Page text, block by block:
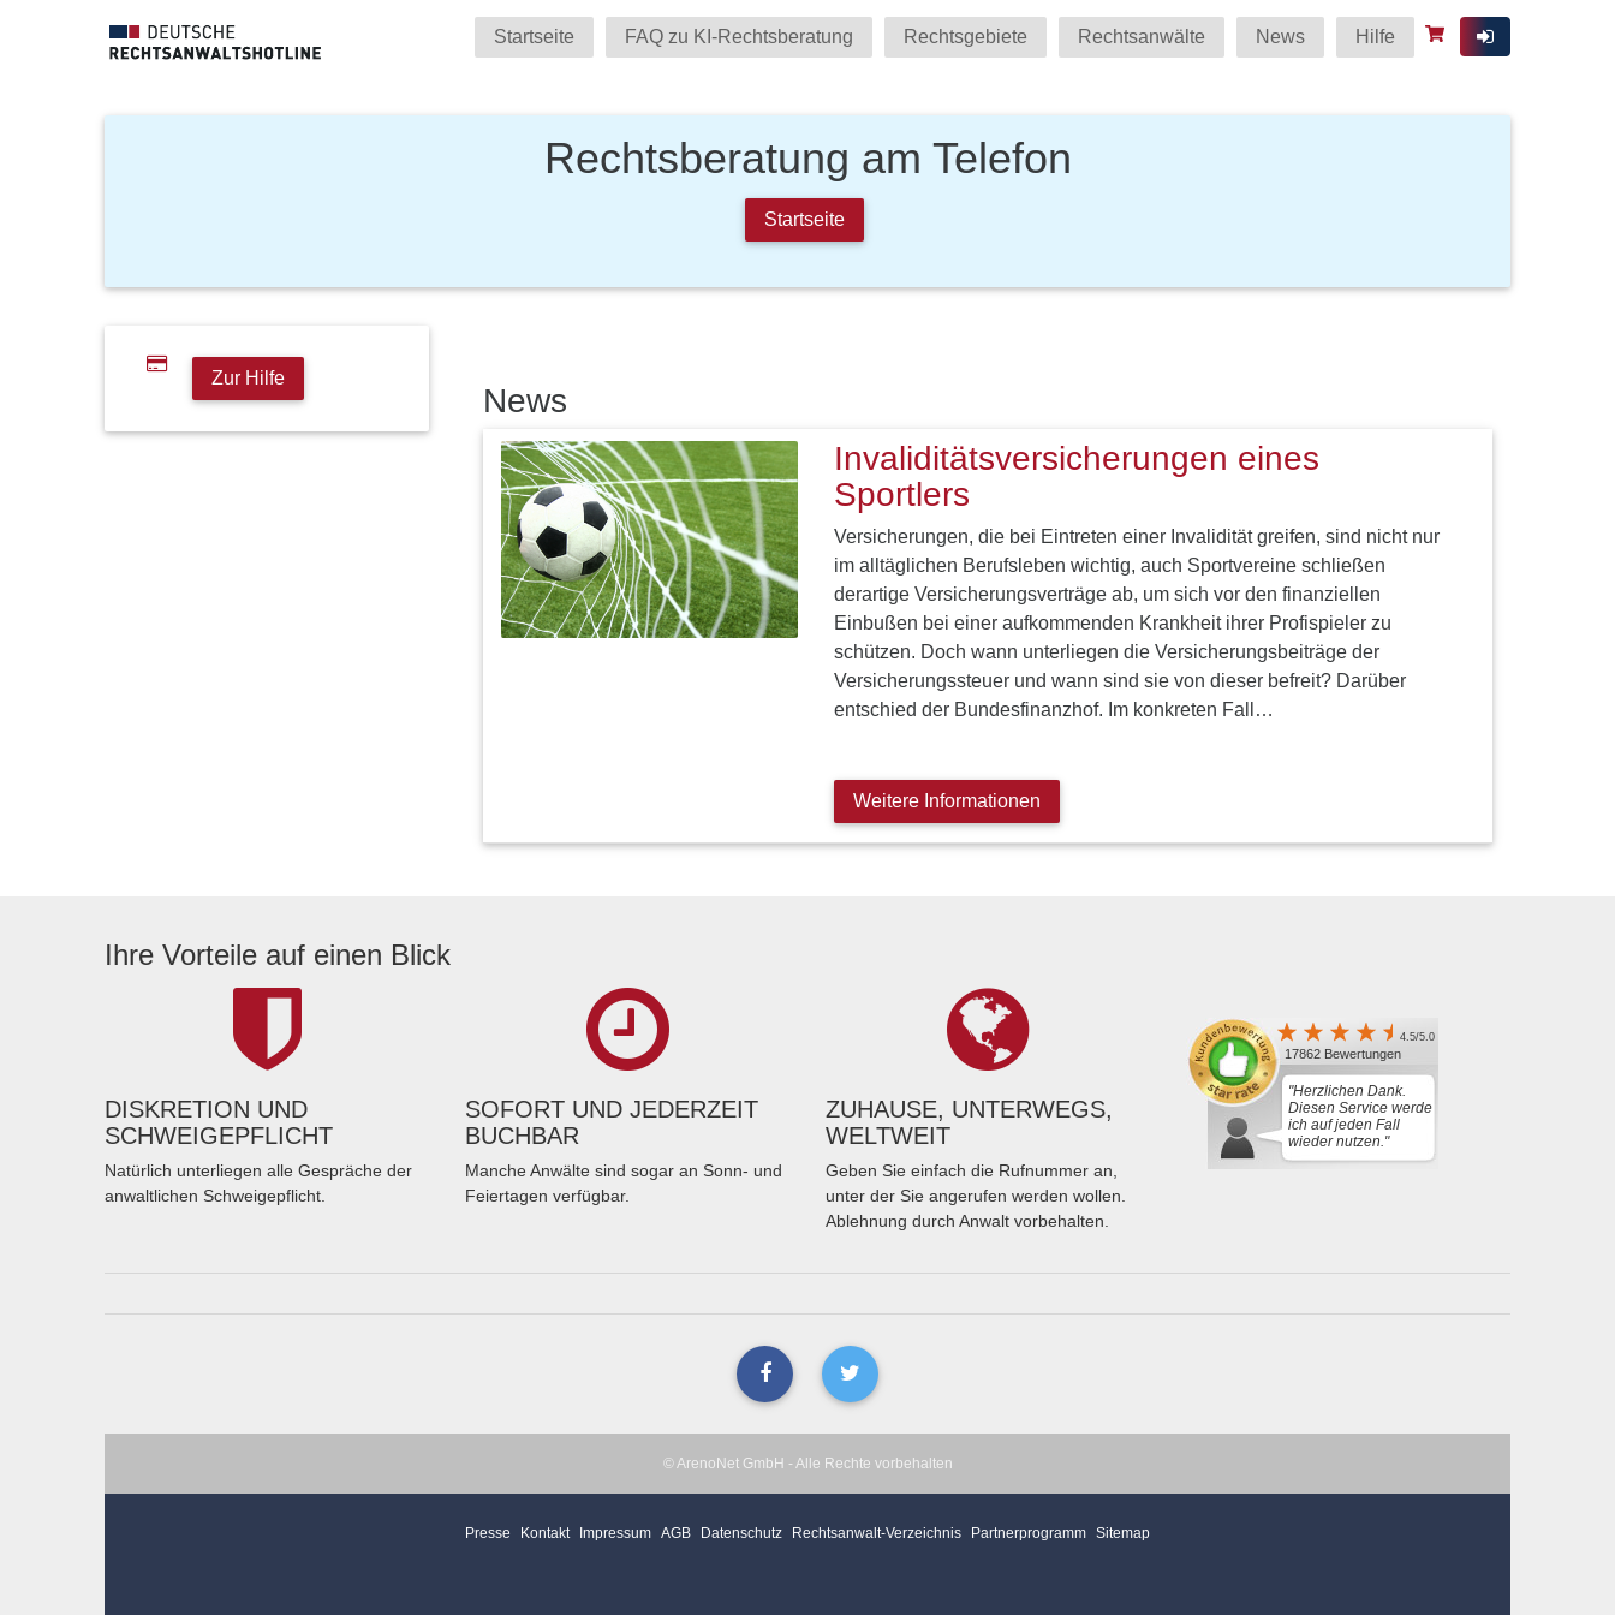
Startseite FAQ zu KI-Rechtsberatung Rechtsgebiete Rechtsanwälte News Hilfe
Rechtsberatung am Telefon
Startseite
Zur Hilfe
News
Invaliditätsversicherungen eines
Sportlers
Versicherungen, die bei Eintreten einer Invalidität greifen, sind nicht nur
im alltäglichen Berufsleben wichtig, auch Sportvereine schließen
derartige Versicherungsverträge ab, um sich vor den finanziellen
Einbußen bei einer aufkommenden Krankheit ihrer Profispieler zu
schützen. Doch wann unterliegen die Versicherungsbeiträge der
Versicherungssteuer und wann sind sie von dieser befreit? Darüber
entschied der Bundesfinanzhof. Im konkreten Fall…
Weitere Informationen
Ihre Vorteile auf einen Blick
DISKRETION UND
SCHWEIGEPFLICHT
Natürlich unterliegen alle Gespräche der
anwaltlichen Schweigepflicht.
SOFORT UND JEDERZEIT
BUCHBAR
Manche Anwälte sind sogar an Sonn- und
Feiertagen verfügbar.
ZUHAUSE, UNTERWEGS,
WELTWEIT
Geben Sie einfach die Rufnummer an,
unter der Sie angerufen werden wollen.
Ablehnung durch Anwalt vorbehalten.
4.5/5.0
17862 Bewertungen
"Herzlichen Dank.
Diesen Service werde
ich auf jeden Fall
wieder nutzen."
© ArenoNet GmbH - Alle Rechte vorbehalten
Presse Kontakt Impressum AGB Datenschutz Rechtsanwalt-Verzeichnis Partnerprogramm Sitemap